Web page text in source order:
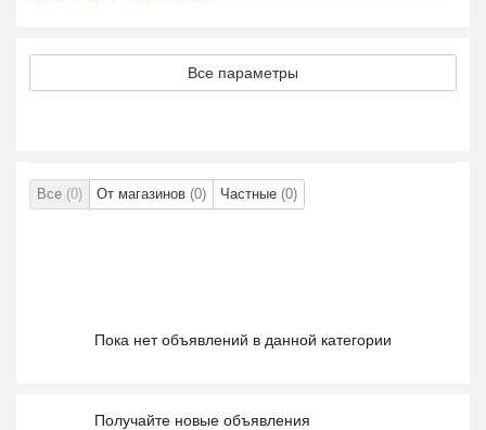
Все параметры
Все (0) От магазинов (0) Частные (0)
Пока нет объявлений в данной категории
Получайте новые объявления